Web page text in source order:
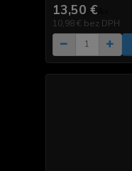
13,50 €
10,98 € bez DPH